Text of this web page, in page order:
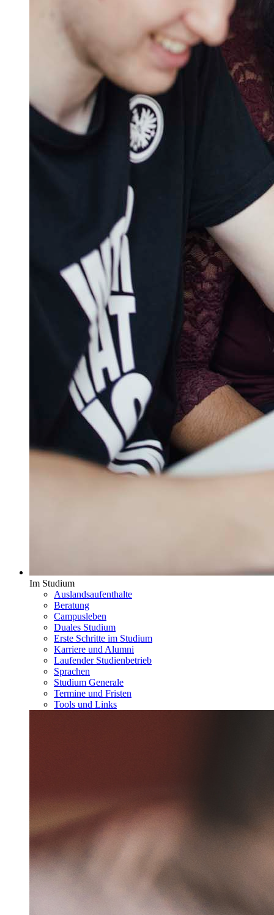
Im Studium
Auslandsaufenthalte
Beratung
Campusleben
Duales Studium
Erste Schritte im Studium
Karriere und Alumni
Laufender Studienbetrieb
Sprachen
Studium Generale
Termine und Fristen
Tools und Links